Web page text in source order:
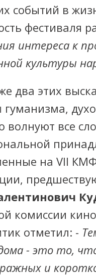
событий в
фестиваля
интереса к
культуры
два этих
волнуют все
на VII
комиссии
отметил: -
- это то,
и